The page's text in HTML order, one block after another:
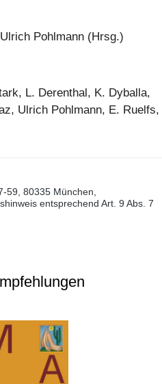
Pohlmann (Hrsg.)
L. Derenthal, K. Dyballa,
Ulrich Pohlmann, E. Ruelfs,
59, 80335 München,
entsprechend Art. 9 Abs. 7